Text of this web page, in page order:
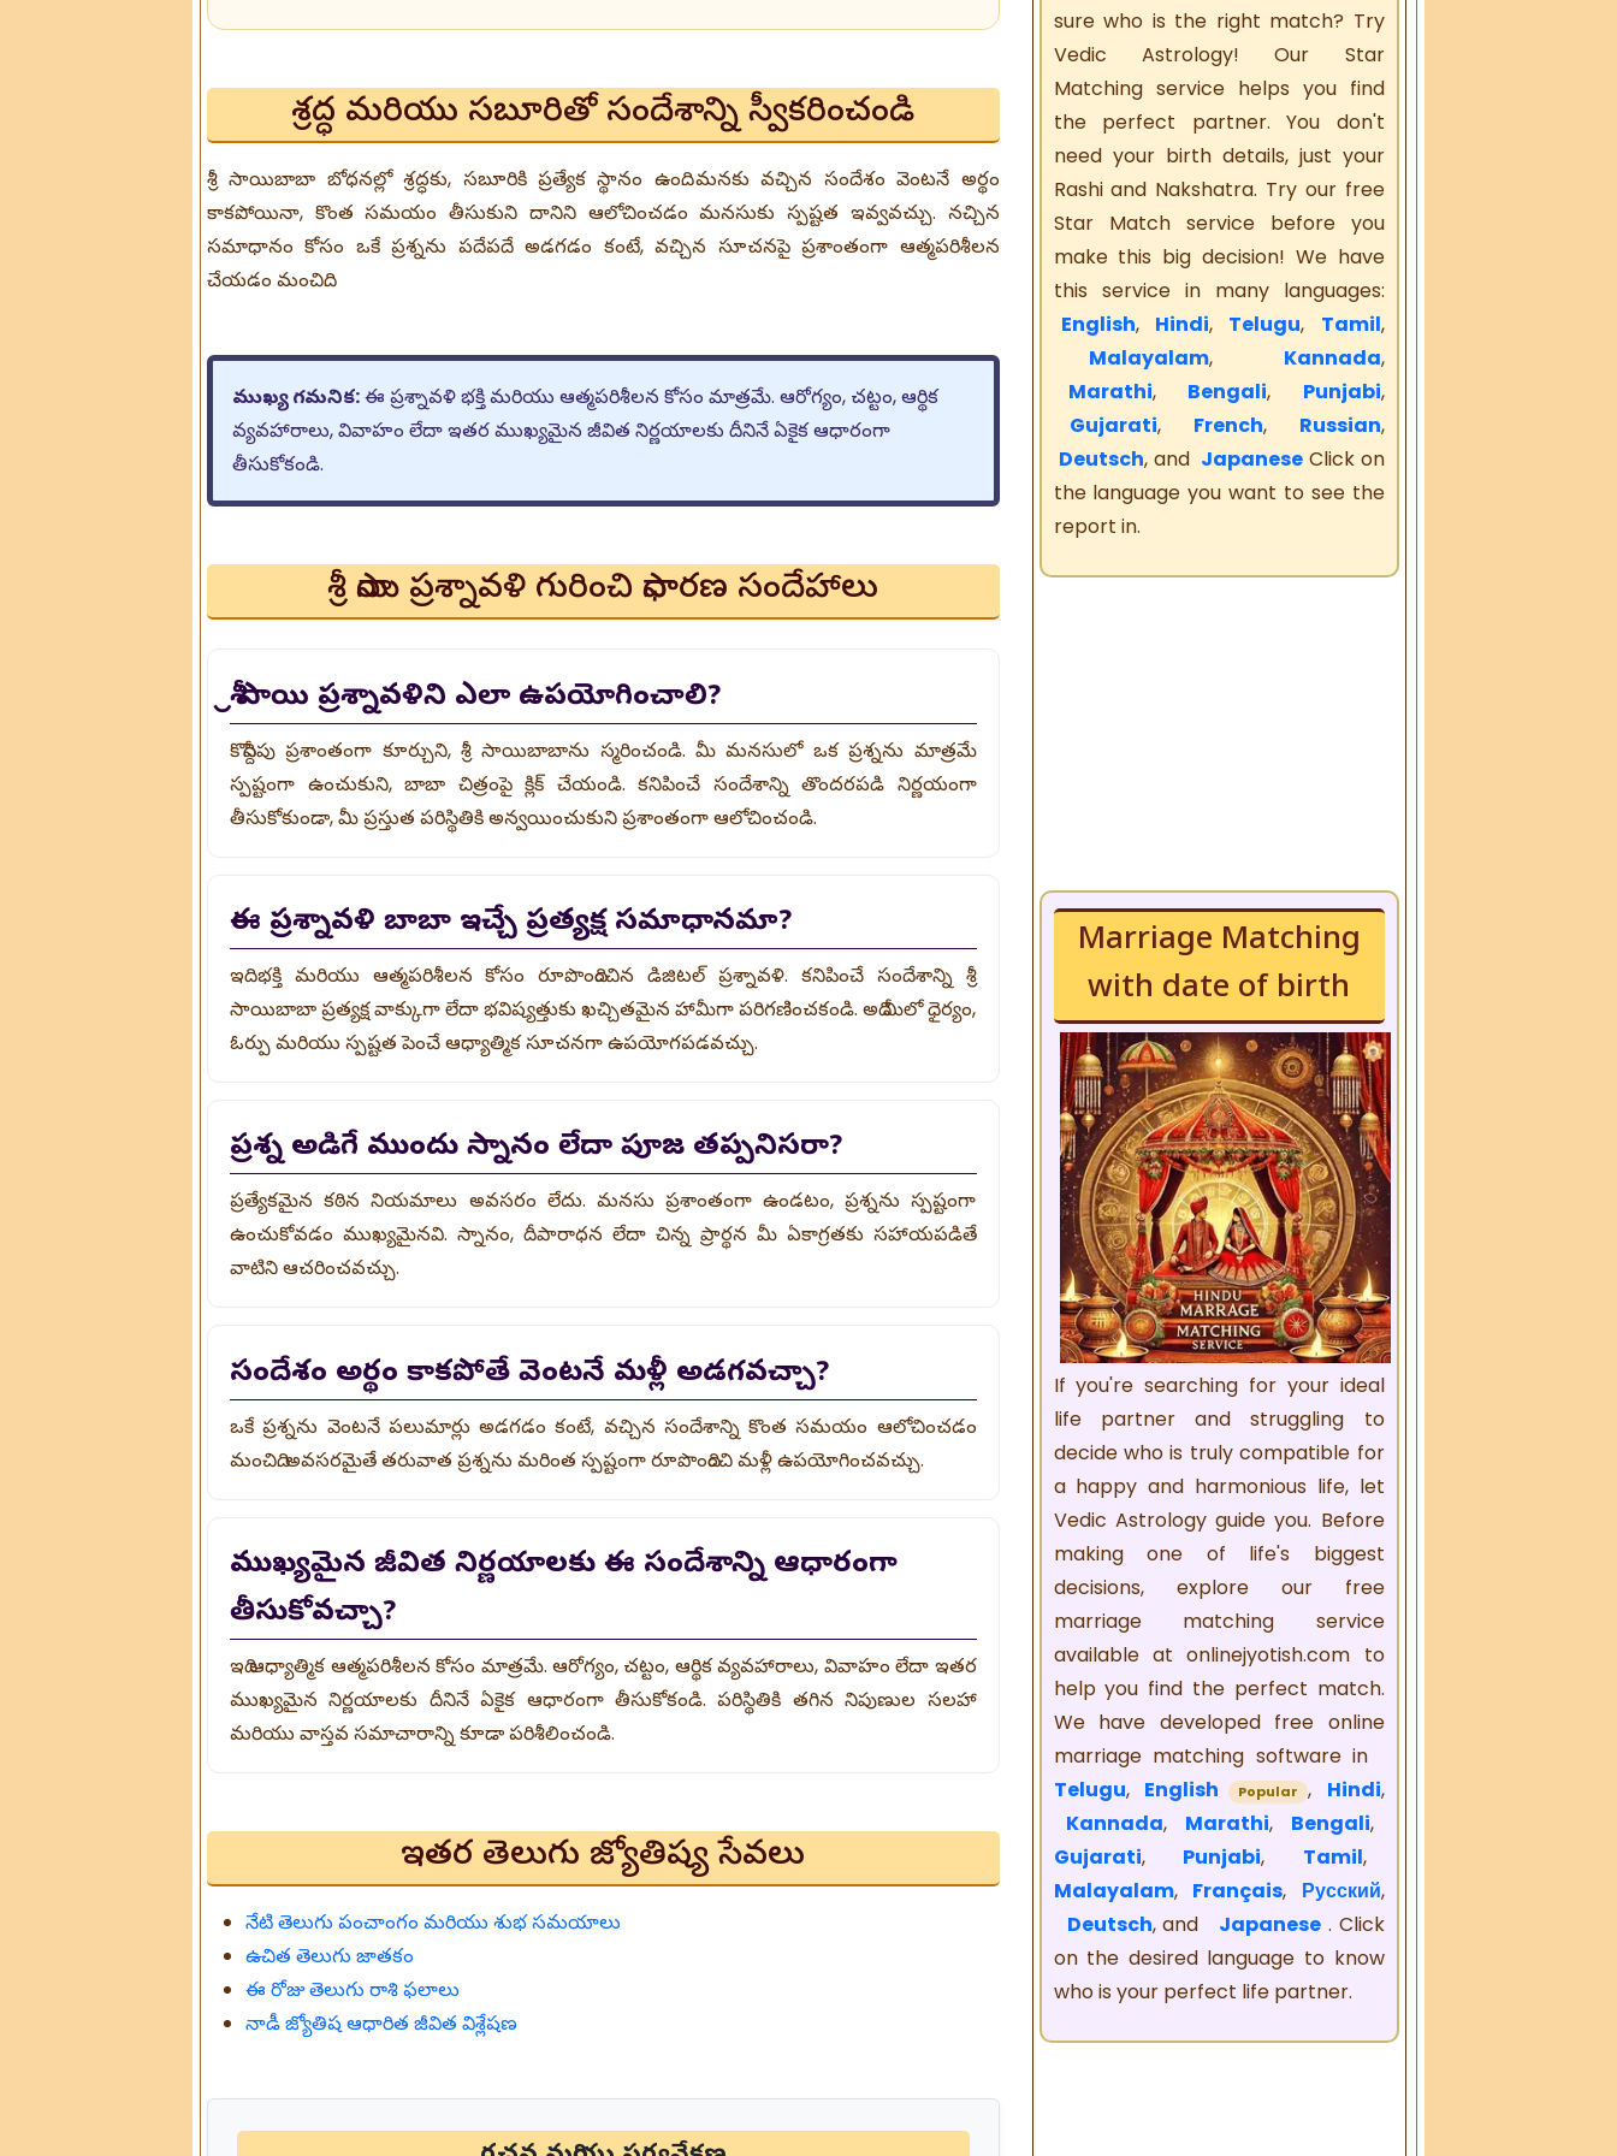
శ్రద్ధ మరియు సబూరితో సందేశాన్ని స్వీకరించండి
శ్రీ సాయిబాబా బోధనల్లో శ్రద్ధకు, సబూరికి ప్రత్యేక స్థానం ఉంది. మనకు వచ్చిన సందేశం వెంటనే అర్థం
కాకపోయినా, కొంత సమయం తీసుకుని దానిని ఆలోచించడం మనసుకు స్పష్టత ఇవ్వవచ్చు. నచ్చిన
సమాధానం కోసం ఒకే ప్రశ్నను పదేపదే అడగడం కంటే, వచ్చిన సూచనపై ప్రశాంతంగా ఆత్మపరిశీలన
చేయడం మంచిది.
ముఖ్య గమనిక:ఈ ప్రశ్నావళి భక్తి మరియు ఆత్మపరిశీలన కోసం మాత్రమే. ఆరోగ్యం, చట్టం, ఆర్థిక
వ్యవహారాలు, వివాహం లేదా ఇతర ముఖ్యమైన జీవిత నిర్ణయాలకు దీనినే ఏకైక ఆధారంగా
తీసుకోకండి.
శ్రీ సాయి ప్రశ్నావళి గురించి సాధారణ సందేహాలు
శ్రీ సాయి ప్రశ్నావళిని ఎలా ఉపయోగించాలి?
కొద్దిసేపు ప్రశాంతంగా కూర్చుని, శ్రీ సాయిబాబాను స్మరించండి. మీ మనసులో ఒక ప్రశ్నను మాత్రమే
స్పష్టంగా ఉంచుకుని, బాబా చిత్రంపై క్లిక్ చేయండి. కనిపించే సందేశాన్ని తొందరపడి నిర్ణయంగా
తీసుకోకుండా, మీ ప్రస్తుత పరిస్థితికి అన్వయించుకుని ప్రశాంతంగా ఆలోచించండి.
ఈ ప్రశ్నావళి బాబా ఇచ్చే ప్రత్యక్ష సమాధానమా?
ఇది భక్తి మరియు ఆత్మపరిశీలన కోసం రూపొందించిన డిజిటల్ ప్రశ్నావళి. కనిపించే సందేశాన్ని శ్రీ
సాయిబాబా ప్రత్యక్ష వాక్కుగా లేదా భవిష్యత్తుకు ఖచ్చితమైన హామీగా పరిగణించకండి. అది మీలో ధైర్యం,
ఓర్పు మరియు స్పష్టత పెంచే ఆధ్యాత్మిక సూచనగా ఉపయోగపడవచ్చు.
ప్రశ్న అడిగే ముందు స్నానం లేదా పూజ తప్పనిసరా?
ప్రత్యేకమైన కఠిన నియమాలు అవసరం లేదు. మనసు ప్రశాంతంగా ఉండటం, ప్రశ్నను స్పష్టంగా
ఉంచుకోవడం ముఖ్యమైనవి. స్నానం, దీపారాధన లేదా చిన్న ప్రార్థన మీ ఏకాగ్రతకు సహాయపడితే
వాటిని ఆచరించవచ్చు.
సందేశం అర్థం కాకపోతే వెంటనే మళ్లీ అడగవచ్చా?
ఒకే ప్రశ్నను వెంటనే పలుమార్లు అడగడం కంటే, వచ్చిన సందేశాన్ని కొంత సమయం ఆలోచించడం
మంచిది. అవసరమైతే తరువాత ప్రశ్నను మరింత స్పష్టంగా రూపొందించి మళ్లీ ఉపయోగించవచ్చు.
ముఖ్యమైన జీవిత నిర్ణయాలకు ఈ సందేశాన్ని ఆధారంగా
తీసుకోవచ్చా?
ఇది ఆధ్యాత్మిక ఆత్మపరిశీలన కోసం మాత్రమే. ఆరోగ్యం, చట్టం, ఆర్థిక వ్యవహారాలు, వివాహం లేదా ఇతర
ముఖ్యమైన నిర్ణయాలకు దీనినే ఏకైక ఆధారంగా తీసుకోకండి. పరిస్థితికి తగిన నిపుణుల సలహా
మరియు వాస్తవ సమాచారాన్ని కూడా పరిశీలించండి.
ఇతర తెలుగు జ్యోతిష్య సేవలు
నేటి తెలుగు పంచాంగం మరియు శుభ సమయాలు
ఉచిత తెలుగు జాతకం
ఈ రోజు తెలుగు రాశి ఫలాలు
నాడీ జ్యోతిష ఆధారిత జీవిత విశ్లేషణ
sure who is the right match? Try
Vedic Astrology! Our Star
Matching service helps you find
the perfect partner. You don't
need your birth details, just your
Rashi and Nakshatra. Try our free
Star Match service before you
make this big decision! We have
this service in many languages:
English, Hindi, Telugu, Tamil,
Malayalam, Kannada,
Marathi, Bengali, Punjabi,
Gujarati, French, Russian,
Deutsch, and JapaneseClick on
the language you want to see the
report in.
Marriage Matching
with date of birth
If you're searching for your ideal
life partner and struggling to
decide who is truly compatible for
a happy and harmonious life, let
Vedic Astrology guide you. Before
making one of life's biggest
decisions, explore our free
marriage matching service
available at onlinejyotish.com to
help you find the perfect match.
We have developed free online
marriage matching software in
Telugu, English Popular , Hindi,
Kannada, Marathi, Bengali,
Gujarati, Punjabi, Tamil,
Malayalam, Français, Русский,
Deutsch, and Japanese . Click
on the desired language to know
who is your perfect life partner.